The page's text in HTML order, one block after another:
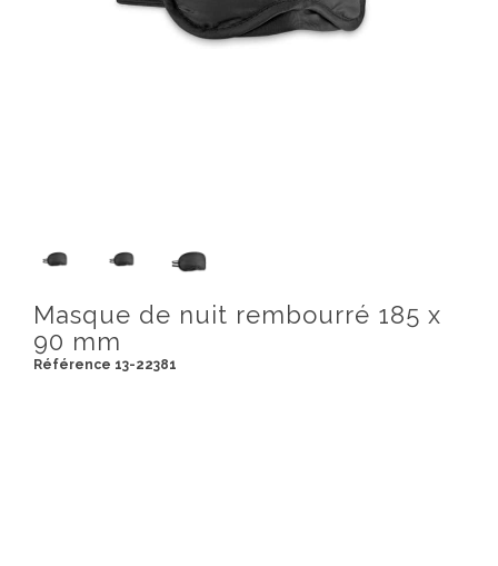
Masque de nuit rembourré 185 x
90 mm
Référence 13-22381